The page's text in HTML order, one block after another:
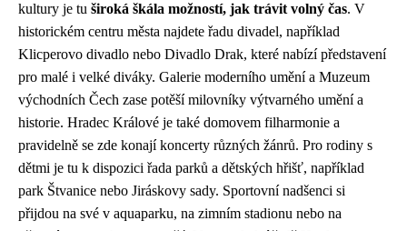
kultury je tu široká škála možností, jak trávit volný čas. V
historickém centru města najdete řadu divadel, například
Klicperovo divadlo nebo Divadlo Drak, které nabízí představení
pro malé i velké diváky. Galerie moderního umění a Muzeum
východních Čech zase potěší milovníky výtvarného umění a
historie. Hradec Králové je také domovem filharmonie a
pravidelně se zde konají koncerty různých žánrů. Pro rodiny s
dětmi je tu k dispozici řada parků a dětských hřišť, například
park Štvanice nebo Jiráskovy sady. Sportovní nadšenci si
přijdou na své v aquaparku, na zimním stadionu nebo na